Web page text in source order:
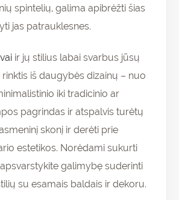
spintelių, galima apibrėžti šias
jas patrauklesnes.
ir jų stilius labai svarbus jūsų
rinktis iš daugybės dizainų – nuo
iki tradicinio ar
pagrindas ir atspalvis turėtų
skonį ir derėti prie
estetikos. Norėdami sukurti
galimybę suderinti
su esamais baldais ir dekoru.